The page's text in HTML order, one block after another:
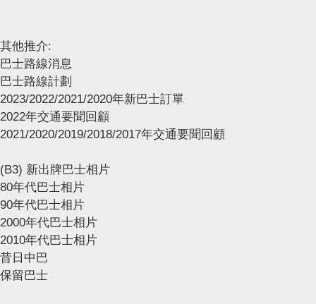
其他推介:
巴士路線消息
巴士路線計劃
2023/2022/2021/2020年新巴士訂單
2022年交通要聞回顧
2021/2020/2019/2018/2017年交通要聞回顧
(B3) 新出牌巴士相片
80年代巴士相片
90年代巴士相片
2000年代巴士相片
2010年代巴士相片
昔日中巴
保留巴士